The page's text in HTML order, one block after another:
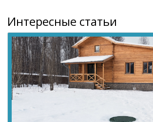
Интересные статьи